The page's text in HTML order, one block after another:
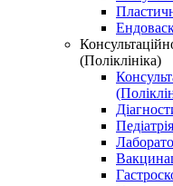
(Поліклініка)
Педіатрія